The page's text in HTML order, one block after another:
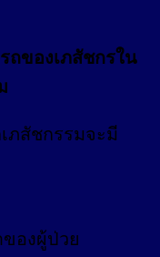
ถของเภสัชกรใน
ภสัชกรรมจะมี
องผู้ป่วย